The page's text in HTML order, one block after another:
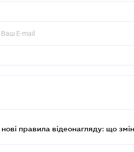
правила відеонагляду: що